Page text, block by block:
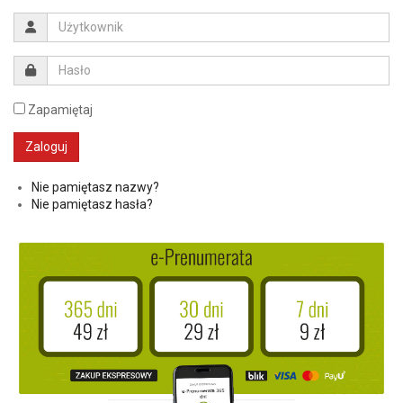
Zapamiętaj
Nie pamiętasz nazwy?
Nie pamiętasz hasła?